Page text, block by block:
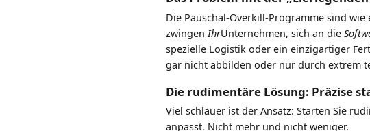
Die Pauschal-Overkill-Programme sind
zwingen IhrUnternehmen, sich an die
spezielle Logistik oder ein einzigartiger
gar nicht abbilden oder nur durch extrem
Die rudimentäre Lösung: Präzise
Viel schlauer ist der Ansatz: Starten Sie
anpasst. Nicht mehr und nicht weniger.